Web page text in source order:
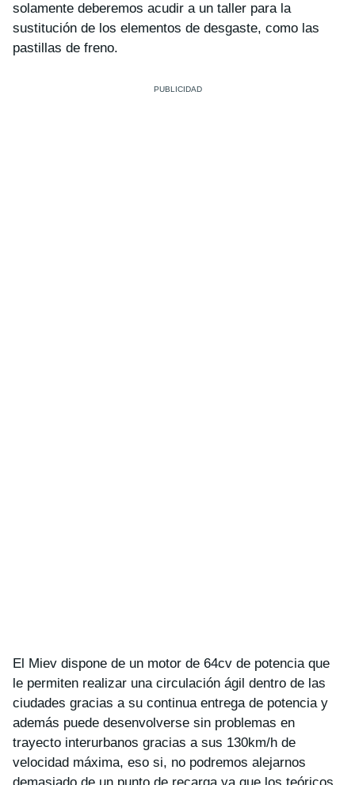
solamente deberemos acudir a un taller para la
sustitución de los elementos de desgaste, como las
pastillas de freno.
El Miev dispone de un motor de 64cv de potencia que
le permiten realizar una circulación ágil dentro de las
ciudades gracias a su continua entrega de potencia y
además puede desenvolverse sin problemas en
trayecto interurbanos gracias a sus 130km/h de
velocidad máxima, eso si, no podremos alejarnos